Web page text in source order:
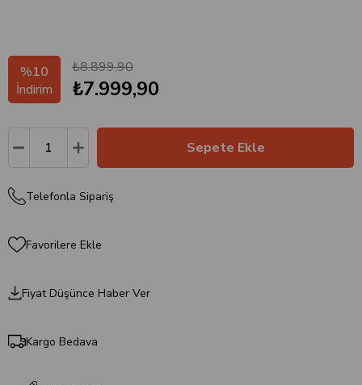
%10
İndirim
₺8.899,90
₺7.999,90
Telefonla Sipariş
Favorilere Ekle
Fiyat Düşünce Haber Ver
Kargo Bedava